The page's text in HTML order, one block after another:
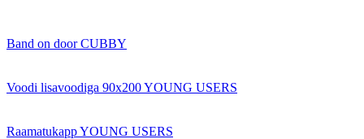
Band on door CUBBY
Voodi lisavoodiga 90x200 YOUNG USERS
Raamatukapp YOUNG USERS